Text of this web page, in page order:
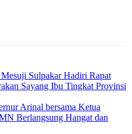
Sulpakar Hadiri Rapat
Sayang Ibu Tingkat Provinsi
Arinal bersama Ketua
Berlangsung Hangat dan